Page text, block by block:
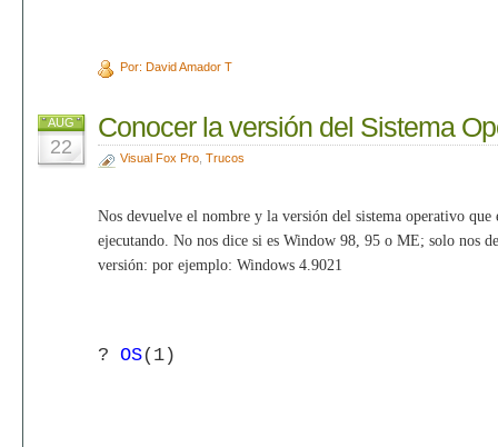
Por: David Amador T
AUG
22
Conocer la versión del Sistema
Visual Fox Pro, Trucos
Nos devuelve el nombre y la versión del sistema operativo que
ejecutando. No nos dice si es Window 98, 95 o ME; solo nos
versión: por ejemplo: Windows 4.9021
? OS(1)